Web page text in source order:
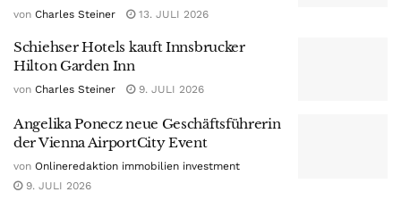
von Charles Steiner 13. JULI 2026
Schiehser Hotels kauft Innsbrucker
Hilton Garden Inn
von Charles Steiner 9. JULI 2026
Angelika Ponecz neue Geschäftsführerin
der Vienna AirportCity Event
von Onlineredaktion immobilien investment
9. JULI 2026